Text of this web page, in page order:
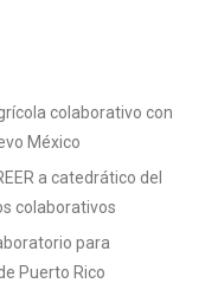
colaborativo con
México
a catedrático del
colaborativos
para
Puerto Rico